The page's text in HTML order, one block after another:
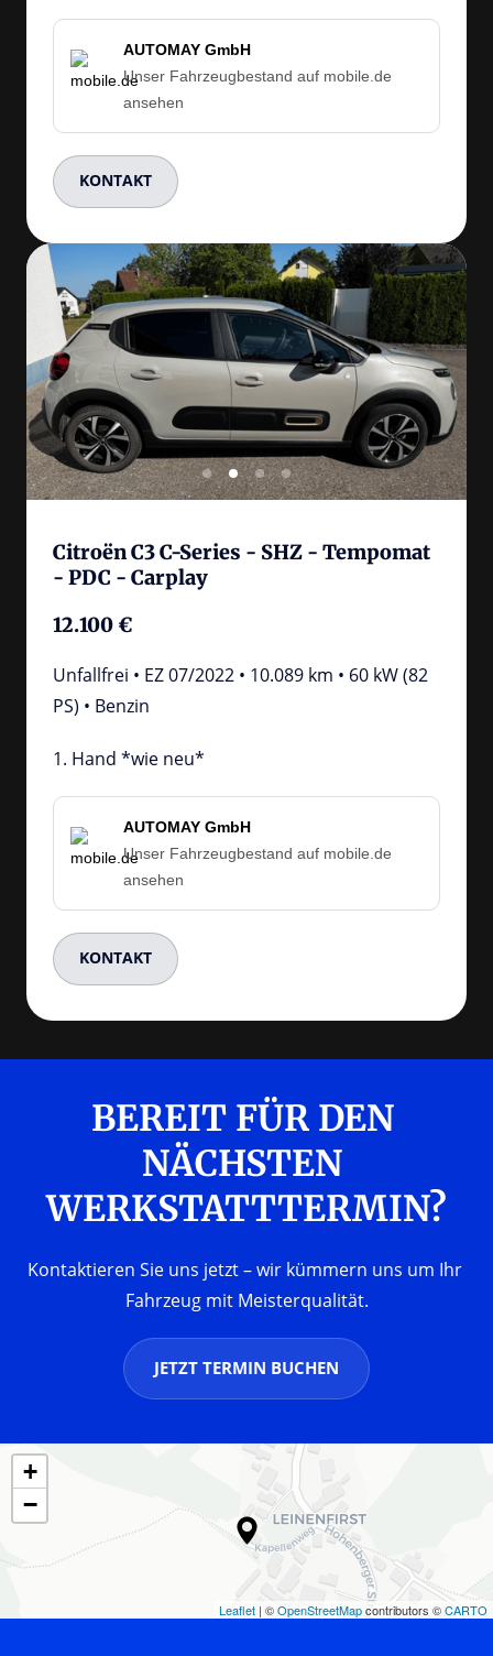
AUTOMAY GmbH
Unser Fahrzeugbestand auf mobile.de
ansehen
KONTAKT
Slide 3 of 4
Citroën C3 C-Series - SHZ - Tempomat
- PDC - Carplay
12.100 €
Unfallfrei • EZ 07/2022 • 10.089 km • 60 kW (82
PS) • Benzin
1. Hand *wie neu*
AUTOMAY GmbH
Unser Fahrzeugbestand auf mobile.de
ansehen
KONTAKT
BEREIT FÜR DEN
NÄCHSTEN
Kontaktieren Sie uns jetzt – wir kümmern uns um Ihr
Fahrzeug mit Meisterqualität.
JETZT TERMIN BUCHEN
+
−
Leaflet | ©OpenStreetMapcontributors ©CARTO